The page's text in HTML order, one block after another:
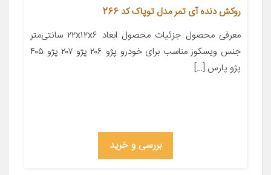
روکش دنده آی تمر مدل توپاک کد 266
معرفی محصول جزئیات محصول ابعاد ۲۲x۱۲x۶ سانتی‌متر
جنس ویسکوز مناسب برای خودرو پژو ۲۰۶ پژو ۲۰۷ پژو ۴۰۵
پژو پارس […]
بررسی و خرید